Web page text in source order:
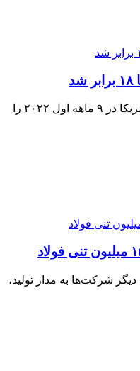
دفتر آمار آمریکا، کل تجارت ایران و امریکا در ۹ ماهه اول ۲۰۲۲ را
شرکت‌ها به مدار تولید،